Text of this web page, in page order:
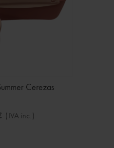
Cerezas
(IVA inc.)